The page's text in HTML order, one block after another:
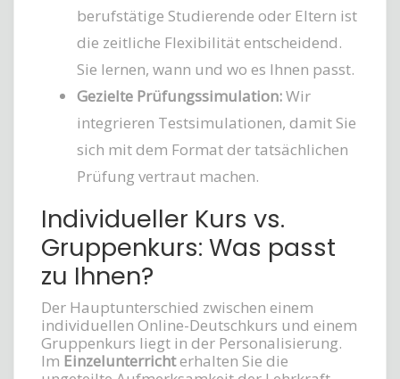
berufstätige Studierende oder Eltern ist
die zeitliche Flexibilität entscheidend.
Sie lernen, wann und wo es Ihnen passt.
Gezielte Prüfungssimulation:Wir
integrieren Testsimulationen, damit Sie
sich mit dem Format der tatsächlichen
Prüfung vertraut machen.
Individueller Kurs vs.
Gruppenkurs: Was passt
zu Ihnen?
Der Hauptunterschied zwischen einem
individuellen Online-Deutschkurs und einem
Gruppenkurs liegt in der Personalisierung.
Im Einzelunterrichterhalten Sie die